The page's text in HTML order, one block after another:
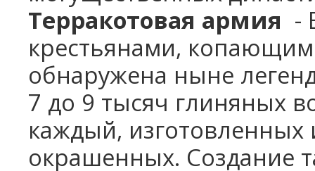
Терракотовая армия -
крестьянами,
обнаружена ныне
7 до 9 тысяч глиняных
каждый,
окрашенных. Создание